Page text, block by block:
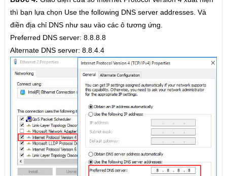
Phỏm
Binh chợ lớn
Cờ tướng
Cờ úp
Poker
Tiến Lên miền nam
Liêng
CỘNG ĐỒNG
Diễn đàn
thì bạn lựa chọn Use the following DNS server addresses. Và
điền địa chỉ DNS như sau vào các ô tương ứng.
Preferred DNS server: 8.8.8.8
Alternate DNS server: 8.8.4.4